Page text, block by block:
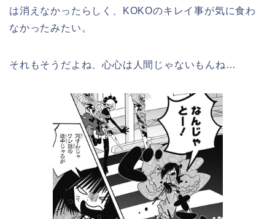
は消えなかったらしく、KOKOのキレイ事が気に食わ
なかったみたい。
それもそうだよね、心心は人間じゃないもんね…